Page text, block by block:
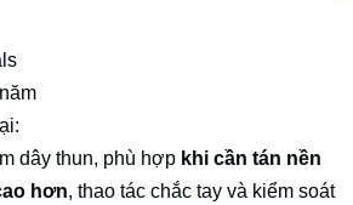
dây thun, phù hợp khi cần tán nền
hơn, thao tác chắc tay và kiểm soát